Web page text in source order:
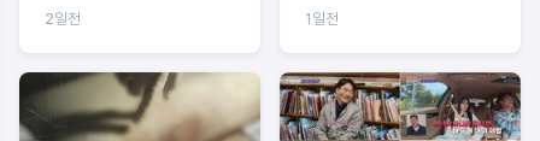
우리 집을 노렸나
2일전 1일전